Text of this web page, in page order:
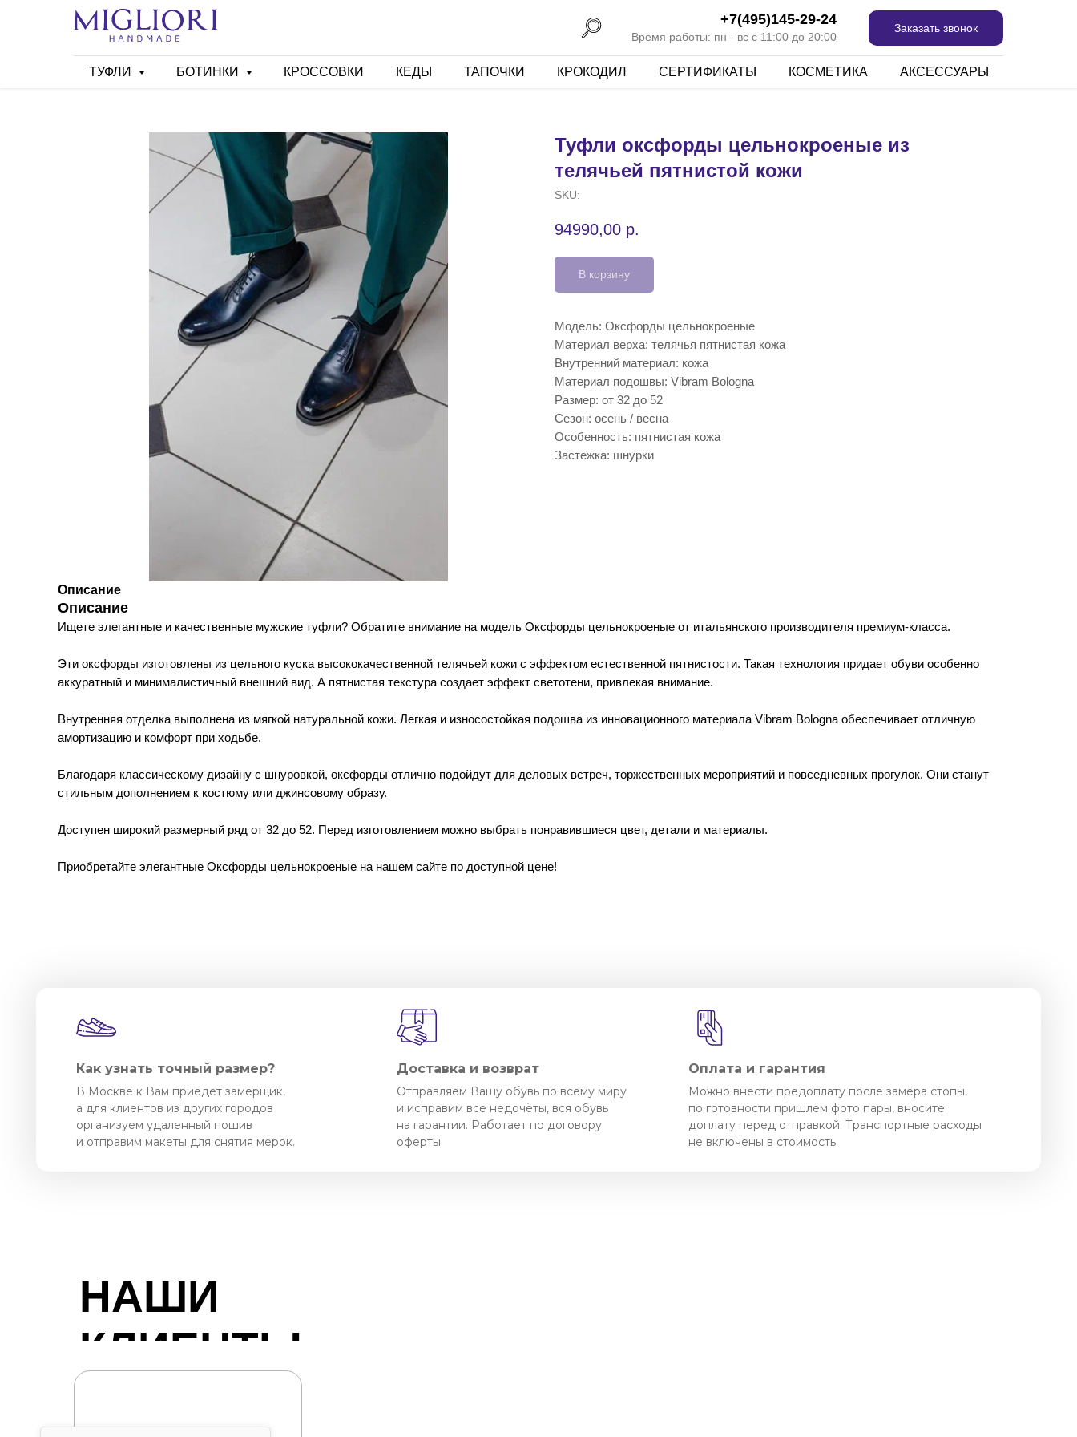
+7(495)145-29-24
Время работы: пн - вс с 11:00 до 20:00
Заказать звонок
ТУФЛИ БОТИНКИ КРОССОВКИ КЕДЫ ТАПОЧКИ КРОКОДИЛ СЕРТИФИКАТЫ КОСМЕТИКА АКСЕССУАРЫ
Туфли оксфорды цельнокроеные из
телячьей пятнистой кожи
SKU:
94990,00 р.
В корзину
Модель: Оксфорды цельнокроеные
Материал верха: телячья пятнистая кожа
Внутренний материал: кожа
Материал подошвы: Vibram Bologna
Размер: от 32 до 52
Сезон: осень / весна
Особенность: пятнистая кожа
Застежка: шнурки
Описание
Описание
Ищете элегантные и качественные мужские туфли? Обратите внимание на модель Оксфорды цельнокроеные от итальянского производителя премиум-класса.
Эти оксфорды изготовлены из цельного куска высококачественной телячьей кожи с эффектом естественной пятнистости. Такая технология придает обуви особенно
аккуратный и минималистичный внешний вид. А пятнистая текстура создает эффект светотени, привлекая внимание.
Внутренняя отделка выполнена из мягкой натуральной кожи. Легкая и износостойкая подошва из инновационного материала Vibram Bologna обеспечивает отличную
амортизацию и комфорт при ходьбе.
Благодаря классическому дизайну с шнуровкой, оксфорды отлично подойдут для деловых встреч, торжественных мероприятий и повседневных прогулок. Они станут
стильным дополнением к костюму или джинсовому образу.
Доступен широкий размерный ряд от 32 до 52. Перед изготовлением можно выбрать понравившиеся цвет, детали и материалы.
Приобретайте элегантные Оксфорды цельнокроеные на нашем сайте по доступной цене!
Доставка и возврат
В Москве к Вам приедет замерщик,
а для клиентов из других городов
организуем удаленный пошив
и отправим макеты для снятия мерок.
Как узнать точный размер?
Отправляем Вашу обувь по всему миру
и исправим все недочёты, вся обувь
на гарантии. Работает по договору
оферты.
Оплата и гарантия
Можно внести предоплату после замера стопы,
по готовности пришлем фото пары, вносите
доплату перед отправкой. Транспортные расходы
не включены в стоимость.
НАШИ
КЛИЕНТЫ